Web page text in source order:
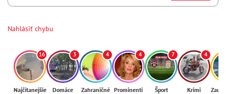
Nahlásiť chybu
16
Najčítanejšie
3
Domáce
4
Zahraničné
4
Prominenti
7
Šport
4
Krimi